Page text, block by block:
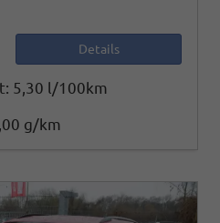
Details
5,30 l/100km
g/km